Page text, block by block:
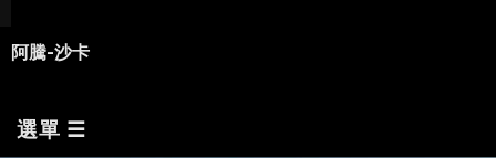
阿騰-沙卡
選單 ☰